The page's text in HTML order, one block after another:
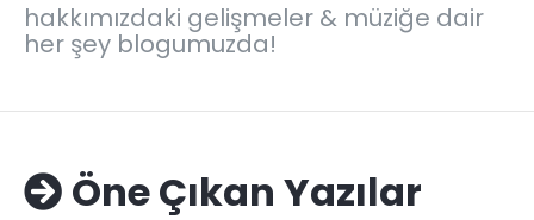
hakkımızdaki gelişmeler & müziğe dair
her şey blogumuzda!
Öne Çıkan Yazılar